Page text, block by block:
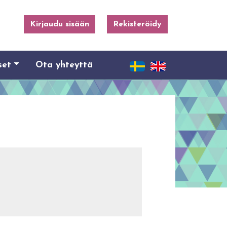
Kirjaudu sisään Rekisteröidy
Ota yhteyttä